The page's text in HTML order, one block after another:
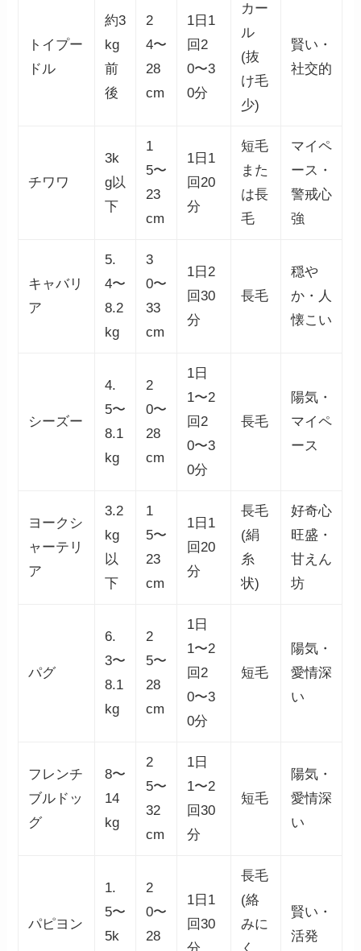
トイプー
ドル
約3
kg
前
後
2
4〜
28
cm
1日1
回2
0〜3
0分
カー
ル
(抜
け毛
少)
賢い・
社交的
チワワ
3k
g以
下
1
5〜
23
cm
1日1
回20
分
短毛
また
は長
毛
マイペ
ース・
警戒心
強
キャバリ
ア
5.
4〜
8.2
kg
3
0〜
33
cm
1日2
回30
分
長毛
穏や
か・人
懐こい
シーズー
4.
5〜
8.1
kg
2
0〜
28
cm
1日
1〜2
回2
0〜3
0分
長毛
陽気・
マイペ
ース
ヨークシ
ャーテリ
ア
3.2
kg
以
下
1
5〜
23
cm
1日1
回20
分
長毛
(絹
糸
状)
好奇心
旺盛・
甘えん
坊
パグ
6.
3〜
8.1
kg
2
5〜
28
cm
1日
1〜2
回2
0〜3
0分
短毛
陽気・
愛情深
い
フレンチ
ブルドッ
グ
8〜
14
kg
2
5〜
32
cm
1日
1〜2
回30
分
短毛
陽気・
愛情深
い
パピヨン
1.
5〜
5k
2
0〜
28
1日1
回30
長毛
(絡
みに
賢い・
活発